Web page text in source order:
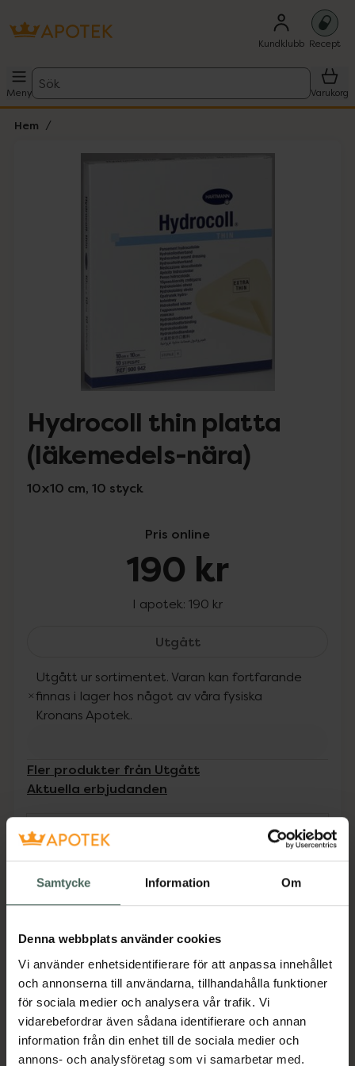
Samtycke Information Om
Denna webbplats använder cookies
Vi använder enhetsidentifierare för att anpassa innehållet
och annonserna till användarna, tillhandahålla funktioner
för sociala medier och analysera vår trafik. Vi
vidarebefordrar även sådana identifierare och annan
information från din enhet till de sociala medier och
annons- och analysföretag som vi samarbetar med.
Kundklubb Recept
Meny
Sök
Varukorg
Hem
Hydrocoll thin platta
(läkemedels-nära)
10x10 cm, 10 styck
Pris online
190 kr
I apotek: 190 kr
UtgåttHydrocoll thin platta
Utgått ur sortimentet. Varan kan fortfarande
finnas i lager hos något av våra fysiska
Kronans Apotek.
Fler produkter från Utgått
Aktuella erbjudanden
Beskrivning Dölj
Medicinteknisk produkt.
Tillverkaren garanterar genom
säker att använda och uppfyller
gällande krav.
Hydrocoll är ett självhäftande, absorberande
hydrokolloidförband med semipermeabel
ovansida som är ogenomtränglig för vätska
och bakterier. Hydrokolloiden bildar en gel när